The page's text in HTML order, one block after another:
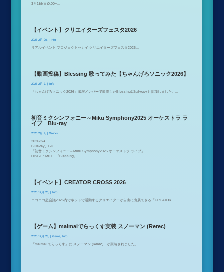
3月1日(日)0:00~...
【イベント】クリエイターズフェスタ2026
2026 2月 20, | Info
リアルイベント プロジェクトセカイ クリエイターズフェスタ2026...
【動画投稿】Blessing 歌ってみた【ちゃんげろソニック2026】
2026 2月 7, | Info
「ちゃんげろソニック2026」出演メンバーで歌唱したBlessingにhalyosyも参加しました。...
初音ミクシンフォニー～Miku Symphony2025 オーケストラ ラ
イブ Blu-ray
2026 2月 4, | Works
2026/2/4
Blue-ray、CD
「初音ミクシンフォニー～Miku Symphony2025 オーケストラ ライブ」
DISC1：M01 『Blessing』
【イベント】CREATOR CROSS 2026
2025 12月 26, | Info
ニコニコ超会議2026内でネットで活動するクリエイターが自由に出展できる「CREATOR...
【ゲーム】maimaiでらっくす実装 スノーマン (Rerec)
2025 12月 23, | Game, Info
『maimai でらっくす』に スノーマン (Rerec) が実装されました。...